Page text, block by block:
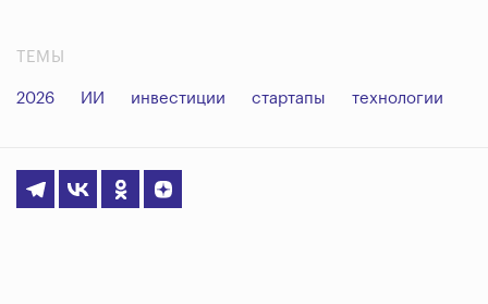
ТЕМЫ
2026 ИИ инвестиции стартапы технологии